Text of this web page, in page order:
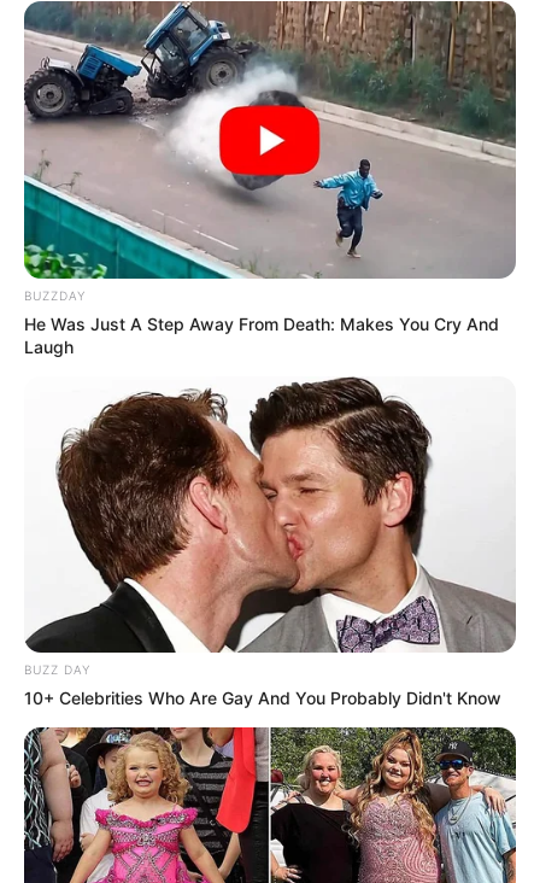
BUZZDAY
He Was Just A Step Away From Death: Makes You Cry And
Laugh
BUZZ DAY
10+ Celebrities Who Are Gay And You Probably Didn't Know